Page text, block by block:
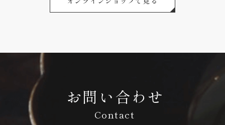
お問い合わせ
Contact